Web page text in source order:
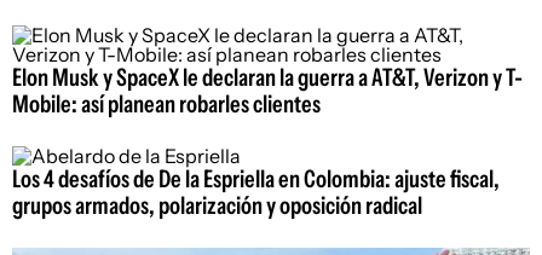
Elon Musk y SpaceX le declaran la guerra a AT&T, Verizon y T-
Mobile: así planean robarles clientes
Los 4 desafíos de De la Espriella en Colombia: ajuste fiscal,
grupos armados, polarización y oposición radical